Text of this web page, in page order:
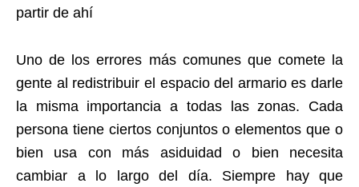
partir de ahí
Uno de los errores más comunes que comete la
gente al redistribuir el espacio del armario es darle
la misma importancia a todas las zonas. Cada
persona tiene ciertos conjuntos o elementos que o
bien usa con más asiduidad o bien necesita
cambiar a lo largo del día. Siempre hay que